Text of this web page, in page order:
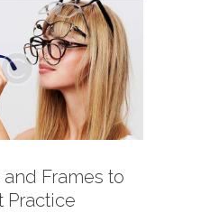
Frames to
Practice